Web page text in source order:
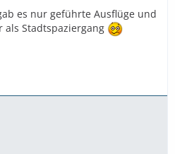
es nur geführte Ausflüge und
als Stadtspaziergang